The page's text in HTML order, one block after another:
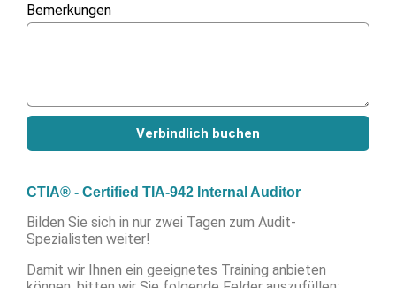
Bemerkungen
Verbindlich buchen
CTIA® - Certified TIA-942 Internal Auditor
Bilden Sie sich in nur zwei Tagen zum Audit-
Spezialisten weiter!
Damit wir Ihnen ein geeignetes Training anbieten